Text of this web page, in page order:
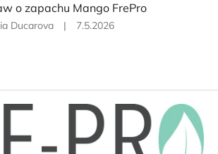
o zapachu Mango FrePro
Ducarova |
7.5.2026